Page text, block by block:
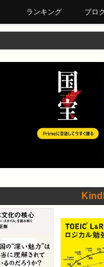
ランキング ブロ